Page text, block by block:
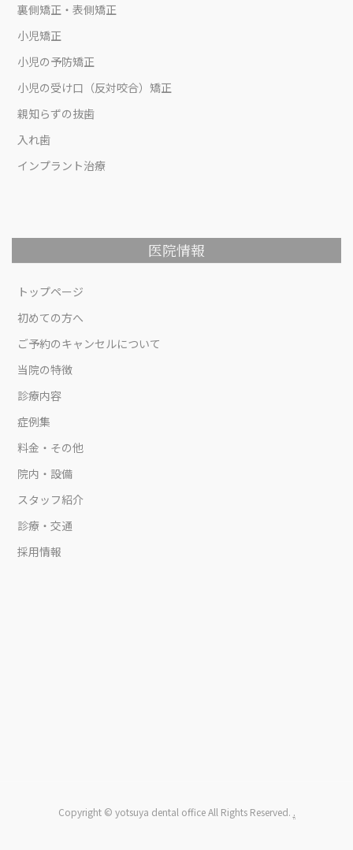
裏側矯正・表側矯正
小児矯正
小児の予防矯正
小児の受け口（反対咬合）矯正
親知らずの抜歯
入れ歯
インプラント治療
医院情報
トップページ
初めての方へ
ご予約のキャンセルについて
当院の特徴
診療内容
症例集
料金・その他
院内・設備
スタッフ紹介
診療・交通
採用情報
Copyright © yotsuya dental office All Rights Reserved. .